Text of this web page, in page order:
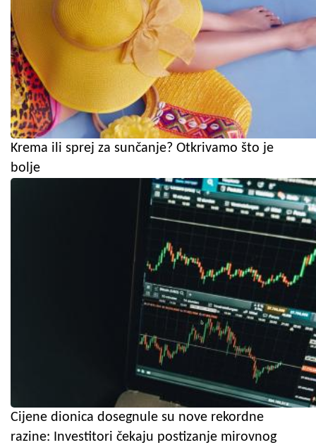
Krema ili sprej za sunčanje? Otkrivamo što je
bolje
Cijene dionica dosegnule su nove rekordne
razine: Investitori čekaju postizanje mirovnog